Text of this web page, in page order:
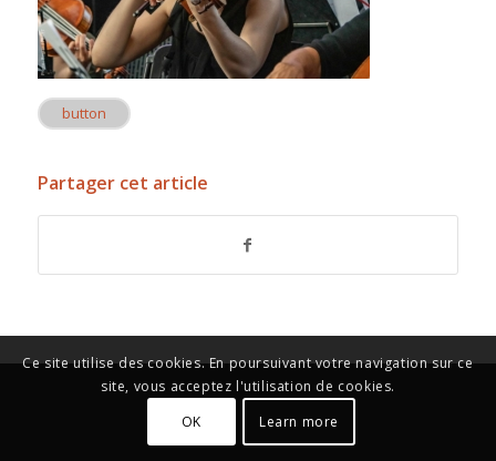
button
Partager cet article
Ce site utilise des cookies. En poursuivant votre navigation sur ce
site, vous acceptez l'utilisation de cookies.
OK
Learn more